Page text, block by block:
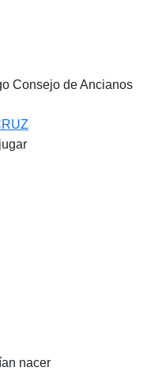
Consejo de Ancianos
nacer